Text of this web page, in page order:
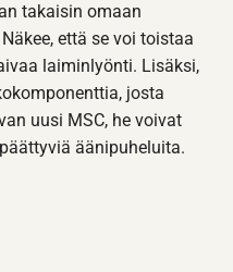
takaisin omaan
että se voi toistaa
laiminlyönti. Lisäksi,
josta
uusi MSC, he voivat
äänipuheluita.